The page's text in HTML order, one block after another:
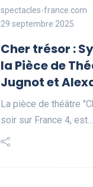
spectacles-france.com
29 septembre 2025
Cher trésor :
la Pièce de
Jugnot et
La pièce de théâtre
soir sur France 4, est…